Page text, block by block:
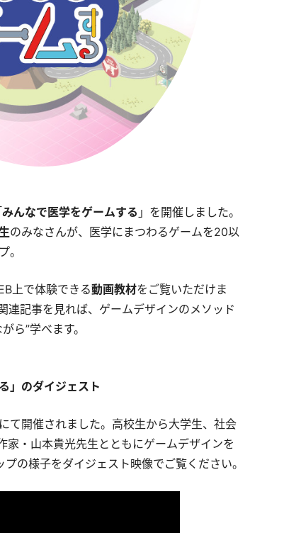
みんなで医学をゲームする 」を開催しました。
のみなさんが、医学にまつわるゲームを20以
。
上で体験できる動画教材をご覧いただけま
連記事を見れば、ゲームデザインのメソッド
ら”学べます。
」のダイジェスト
て開催されました。高校生から大学生、社会
家・山本貴光先生とともにゲームデザインを
の様子をダイジェスト映像でご覧ください。